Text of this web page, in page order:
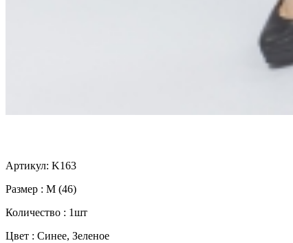
Артикул: K163
Размер : M (46)
Количество : 1шт
Цвет : Синее, Зеленое